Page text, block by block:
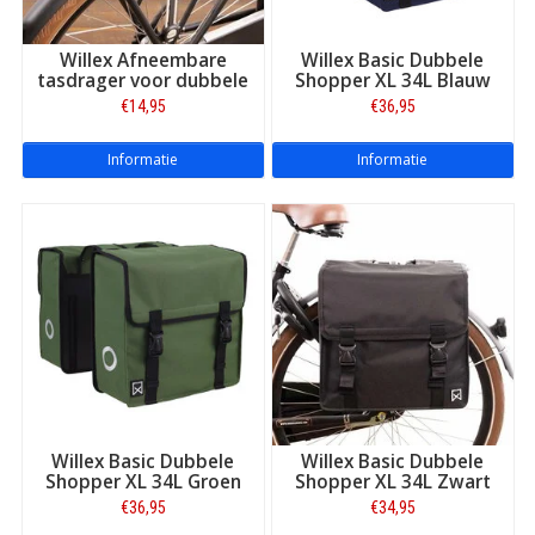
Kwaliteit in elke stap van het fietstassen-proces
De productie van Willex artikelen vindt plaats in eigen fabrieken
in Azië en gebeurt volgens Europese maatstaven voor milieu en
veiligheid. Vanuit kantoren in Hong Kong en België worden de
producten mondiaal gedistribueerd. Zo kan men in elk stap van
Willex Afneembare
tasdrager voor dubbele
tas
€14,95
Informatie
Willex Basic Dubbele
Shopper XL 34L Blauw
€36,95
Informatie
Willex Basic Dubbele
Shopper XL 34L Groen
€36,95
Willex Basic Dubbele
Shopper XL 34L Zwart
€34,95